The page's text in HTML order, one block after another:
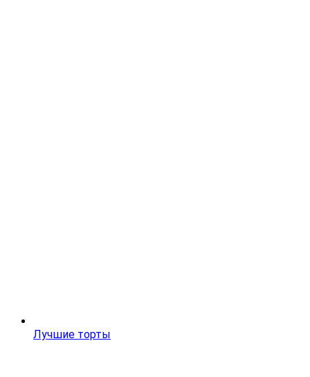
Лучшие торты